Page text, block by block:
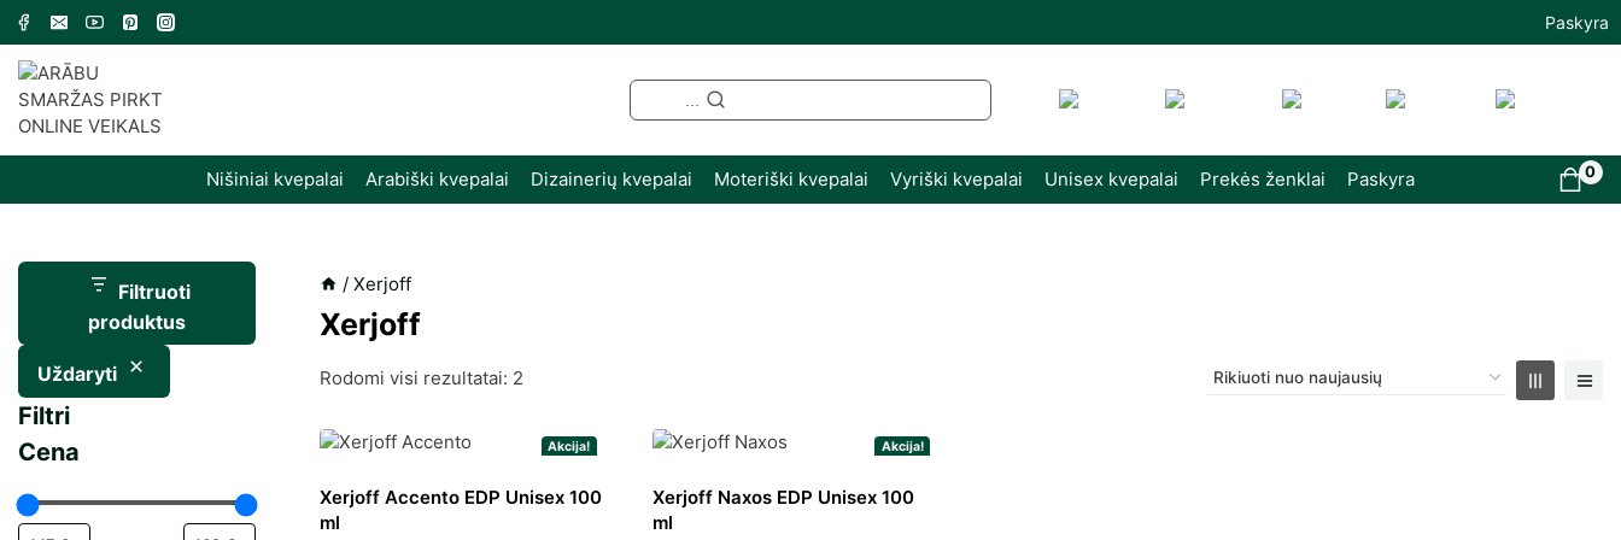
Skip
content
Paskyra
Nišiniai kvepalai Arabiški kvepalai Dizainerių kvepalai Moteriški kvepalai Vyriški kvepalai Unisex kvepalai Prekės ženklai Paskyra 0
/ Xerjoff
Xerjoff
Rodomi visi rezultatai: 2Rūšiuojama
naujausią
Akcija!
Xerjoff Accento EDP Unisex 100
ml
Akcija!
Xerjoff Naxos EDP Unisex 100
ml
Filtruoti
produktus
Uždaryti
Filtri
Cena